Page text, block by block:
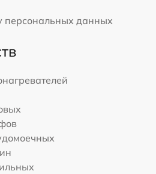
персональных данных